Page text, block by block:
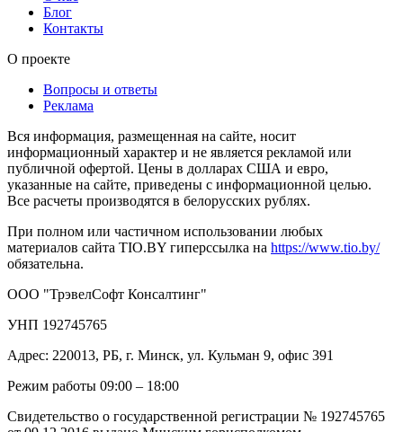
Блог
Контакты
О проекте
Вопросы и ответы
Реклама
Вся информация, размещенная на сайте, носит
информационный характер и не является рекламой или
публичной офертой. Цены в долларах США и евро,
указанные на сайте, приведены с информационной целью.
Все расчеты производятся в белорусских рублях.
При полном или частичном использовании любых
материалов сайта TIO.BY гиперссылка на https://www.tio.by/
обязательна.
ООО "ТрэвелСофт Консалтинг"
УНП 192745765
Адрес: 220013, РБ, г. Минск, ул. Кульман 9, офис 391
Режим работы 09:00 – 18:00
Свидетельство о государственной регистрации № 192745765